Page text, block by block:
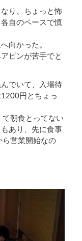
り、ちょっと怖
自のペースで慎
向かった。
ピンが苦手でと
でいて、入場待
円とちょっ
朝食とってない
あり、先に食事
営業開始なの